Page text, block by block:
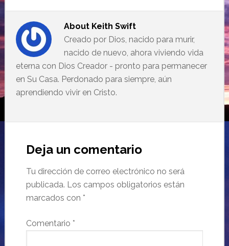
About Keith Swift
Creado por Dios, nacido para murir,
nacido de nuevo, ahora viviendo vida
eterna con Dios Creador - pronto para permanecer
en Su Casa. Perdonado para siempre, aún
aprendiendo vivir en Cristo.
Deja un comentario
Tu dirección de correo electrónico no será
publicada. Los campos obligatorios están
marcados con *
Comentario *